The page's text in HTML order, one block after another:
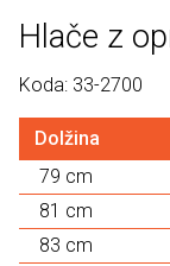
Hlače z
Koda: 33-2700
Dolžina
79 cm
81 cm
83 cm